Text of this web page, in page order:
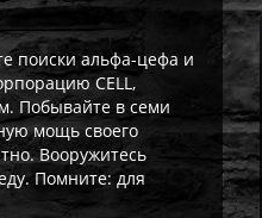
поиски альфа-цефа и
CELL,
Побывайте в семи
мощь своего
Вооружитесь
Помните: для